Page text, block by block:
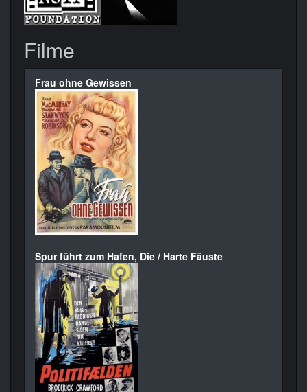
Filme
Frau ohne Gewissen
Spur führt zum Hafen, Die / Harte Fäuste